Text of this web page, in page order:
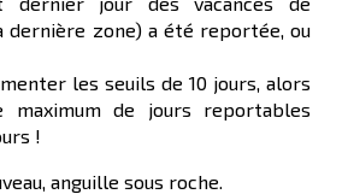
dernière zone) a été reportée, ou
les seuils de 10 jours, alors
maximum de jours reportables
!
anguille sous roche.